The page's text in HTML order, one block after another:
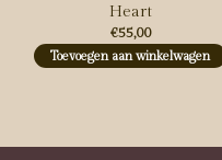
Heart
€55,00
Toevoegen aan winkelwagen